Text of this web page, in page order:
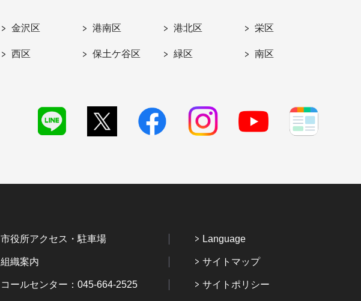
金沢区 港南区 港北区 栄区
西区 保土ケ谷区 緑区 南区
市役所アクセス・駐車場
組織案内
コールセンター：045-664-2525
Language
サイトマップ
サイトポリシー